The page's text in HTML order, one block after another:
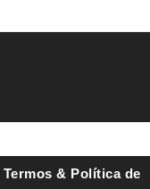
Termos & Política de